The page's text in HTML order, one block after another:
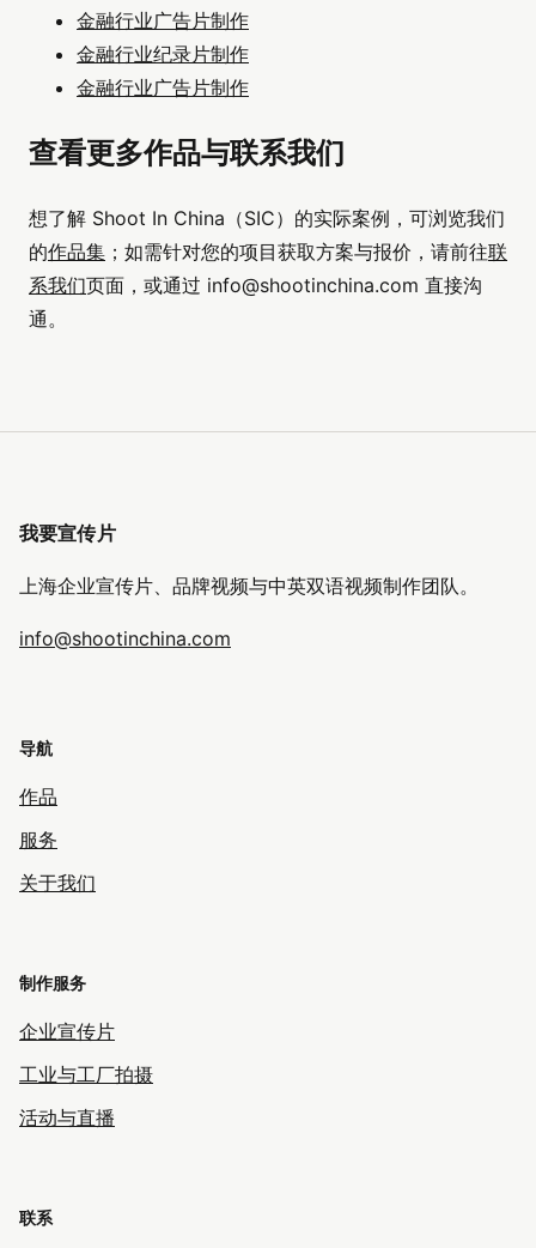
金融行业广告片制作
金融行业纪录片制作
金融行业广告片制作
查看更多作品与联系我们
想了解 Shoot In China（SIC）的实际案例，可浏览我们
的作品集 ；如需针对您的项目获取方案与报价，请前往联
系我们页面，或通过 info@shootinchina.com 直接沟
通。
我要宣传片
上海企业宣传片、品牌视频与中英双语视频制作团队。
info@shootinchina.com
导航
作品
服务
关于我们
制作服务
企业宣传片
工业与工厂拍摄
活动与直播
联系